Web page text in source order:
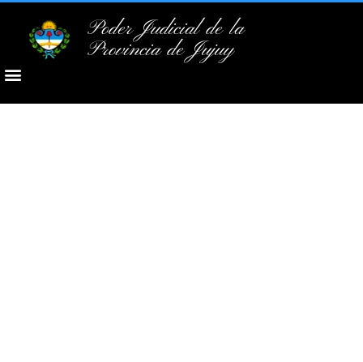
Poder Judicial de la
Provincia de Jujuy